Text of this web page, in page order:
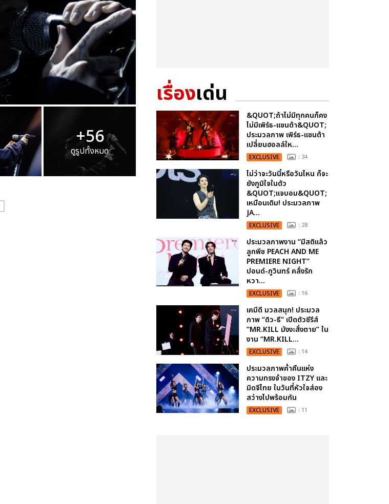
+56
ดูรูปทั้งหมด
เรื่องเด่น
&QUOT;ถ้าไม่มีทุกคนก็คง
ไม่มีเพิร์ธ-แซนต้า&QUOT;
ประมวลภาพ เพิร์ธ-แซนต้า
เปลี่ยนฮอลล์ให...
EXCLUSIVE : 34
ไม่ว่าจะวันนี้หรือวันไหน ก็จะ
ยังภูมิใจในตัว
&QUOT;แจบอม&QUOT;
เหมือนเดิม! ประมวลภาพ
JA...
EXCLUSIVE : 28
ประมวลภาพงาน “มีสติแล้ว
ลูกพีช PEACH AND ME
PREMIERE NIGHT”
ปอนด์-ภูวินทร์ คลั่งรัก
หวา...
EXCLUSIVE : 16
เคมีดี มวลสนุก! ประมวล
ภาพ “ดิว-ธี” เปิดตัวซีรีส์
“MR.KILL มังงะสั่งตาย” ใน
งาน “MR.KILL...
EXCLUSIVE : 14
ประมวลภาพค่ำคืนแห่ง
ความทรงจำของ ITZY และ
มิดจีไทย ในวันที่หัวใจส่อง
สว่างไปพร้อมกัน
EXCLUSIVE : 11